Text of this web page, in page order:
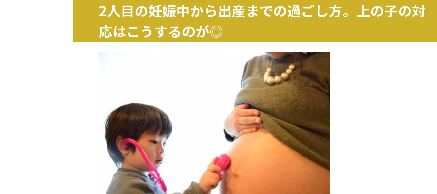
2人目の妊娠中から出産までの過ごし方。上の子の対
応はこうするのが◎